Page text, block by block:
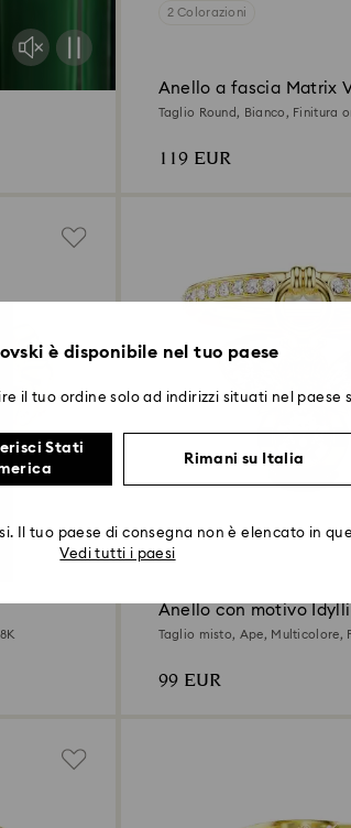
2 Colorazioni
Anello a fascia Matrix
Taglio Round, Bianco, Finitura
119 EUR
Anello con motivo
Taglio misto, Ape, Multicolore,
99 EUR
è disponibile nel tuo paese
il tuo ordine solo ad indirizzi situati nel paese
Stati
Rimani su Italia
Il tuo paese di consegna non è elencato in
Vedi tutti i paesi